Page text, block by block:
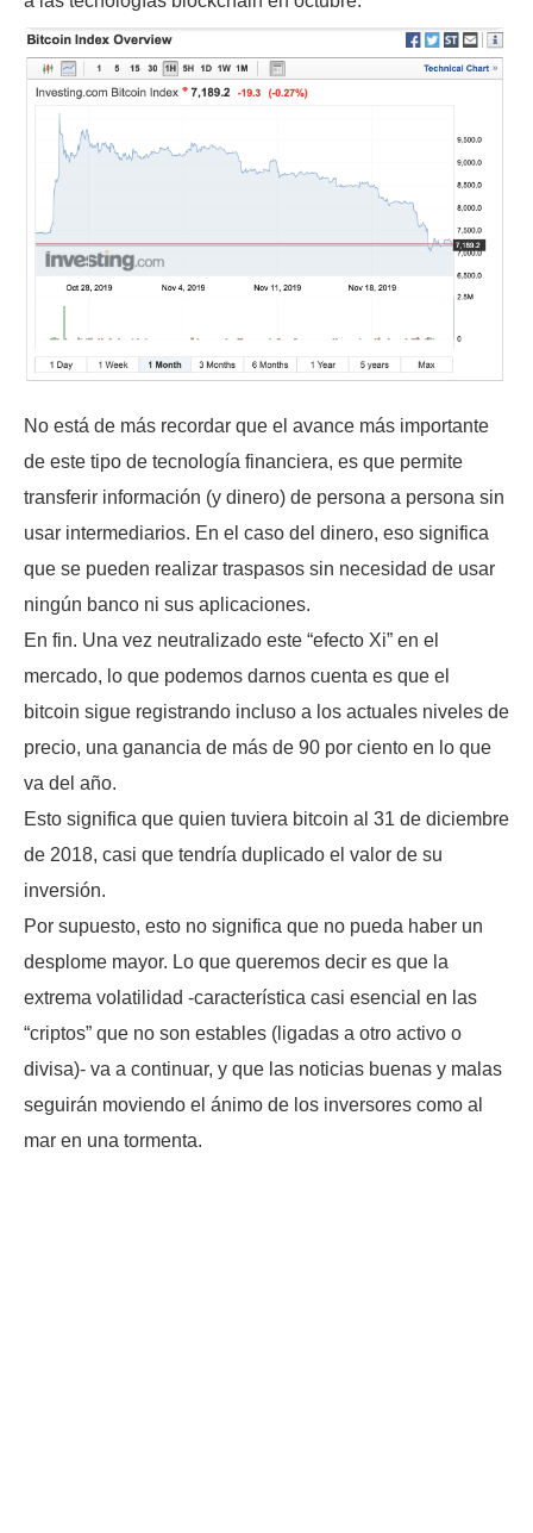
No está de más recordar que el avance más importante
de este tipo de tecnología financiera, es que permite
transferir información (y dinero) de persona a persona sin
usar intermediarios. En el caso del dinero, eso significa
que se pueden realizar traspasos sin necesidad de usar
ningún banco ni sus aplicaciones.
En fin. Una vez neutralizado este “efecto Xi” en el
mercado, lo que podemos darnos cuenta es que el
bitcoin sigue registrando incluso a los actuales niveles de
precio, una ganancia de más de 90 por ciento en lo que
va del año.
Esto significa que quien tuviera bitcoin al 31 de diciembre
de 2018, casi que tendría duplicado el valor de su
inversión.
Por supuesto, esto no significa que no pueda haber un
desplome mayor. Lo que queremos decir es que la
extrema volatilidad -característica casi esencial en las
“criptos” que no son estables (ligadas a otro activo o
divisa)- va a continuar, y que las noticias buenas y malas
seguirán moviendo el ánimo de los inversores como al
mar en una tormenta.